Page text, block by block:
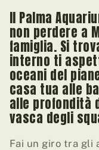
Il Palma
non perdere a
famiglia. Si
interno ti
oceani del
casa tua alle
alle profondità
vasca degli
Fai un giro tra gli